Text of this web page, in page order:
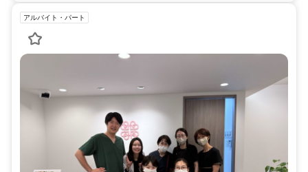
アルバイト・パート